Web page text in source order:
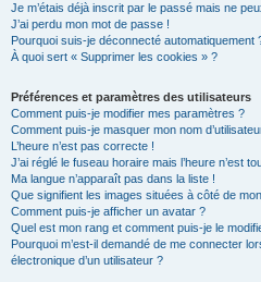
Je m’étais déjà inscrit par le passé mais ne
J’ai perdu mon mot de passe !
Pourquoi suis-je déconnecté automatiquement
À quoi sert « Supprimer les cookies » ?
Préférences et paramètres des utilisateurs
Comment puis-je modifier mes paramètres ?
Comment puis-je masquer mon nom
L’heure n’est pas correcte !
J’ai réglé le fuseau horaire mais l’heure n’est
Ma langue n’apparaît pas dans la liste !
Que signifient les images situées à côté de
Comment puis-je afficher un avatar ?
Quel est mon rang et comment puis-je le
Pourquoi m’est-il demandé de me connecter
électronique d’un utilisateur ?